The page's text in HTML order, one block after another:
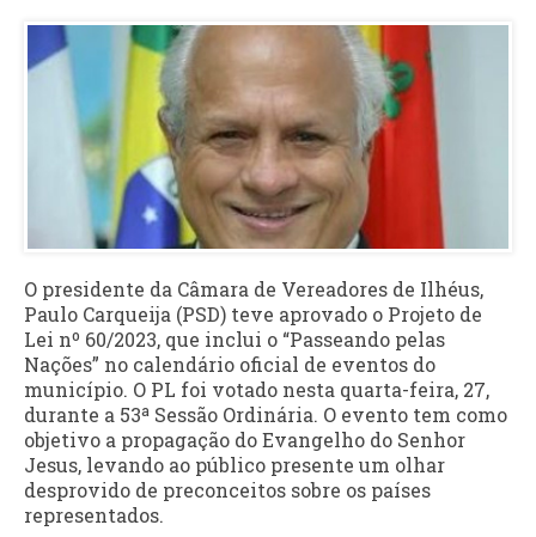
O presidente da Câmara de Vereadores de Ilhéus,
Paulo Carqueija (PSD) teve aprovado o Projeto de
Lei nº 60/2023, que inclui o “Passeando pelas
Nações” no calendário oficial de eventos do
município. O PL foi votado nesta quarta-feira, 27,
durante a 53ª Sessão Ordinária. O evento tem como
objetivo a propagação do Evangelho do Senhor
Jesus, levando ao público presente um olhar
desprovido de preconceitos sobre os países
representados.